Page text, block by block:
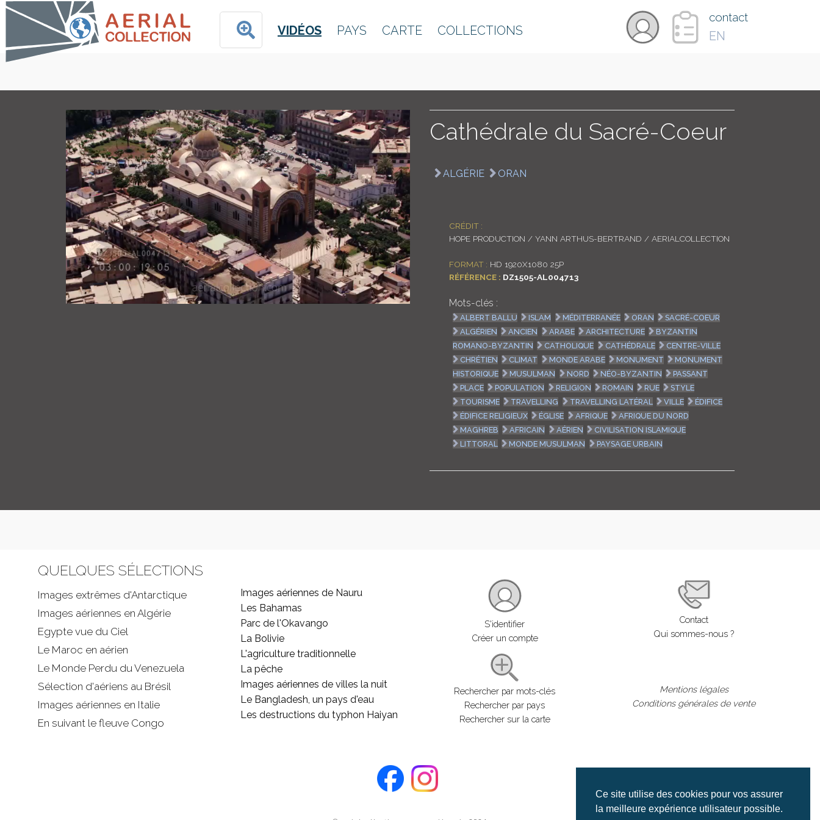
Ce site utilise des cookies pour vos assurer
la meilleure expérience utilisateur possible.
VIDÉOS PAYS CARTE COLLECTIONS
contact
EN
Cathédrale du Sacré-Coeur
ALGÉRIE ORAN
CRÉDIT :
HOPE PRODUCTION / YANN ARTHUS-BERTRAND / AERIALCOLLECTION
FORMAT : HD 1920X1080 25P
RÉFÉRENCE : DZ1505-AL004713
Mots-clés :
ALBERT BALLU ISLAM MÉDITERRANÉE ORAN
SACRÉ-COEUR
ALGÉRIEN
ANCIEN ARABE ARCHITECTURE
BYZANTIN
ROMANO-BYZANTIN
CATHOLIQUE CATHÉDRALE
CENTRE-VILLE
CHRÉTIEN
CLIMAT MONDE ARABE MONUMENT
MONUMENT
HISTORIQUE
MUSULMAN NORD NÉO-BYZANTIN
PASSANT
PLACE
POPULATION RELIGION ROMAIN RUE
STYLE
TOURISME
TRAVELLING TRAVELLING LATÉRAL VILLE
ÉDIFICE
ÉDIFICE RELIGIEUX
ÉGLISE AFRIQUE
AFRIQUE DU NORD
MAGHREB
AFRICAIN AÉRIEN
CIVILISATION ISLAMIQUE
LITTORAL
MONDE MUSULMAN PAYSAGE URBAIN
QUELQUES SÉLECTIONS
Images extrêmes d'Antarctique
Images aériennes en Algérie
Egypte vue du Ciel
Le Maroc en aérien
Le Monde Perdu du Venezuela
Sélection d'aériens au Brésil
Images aériennes en Italie
En suivant le fleuve Congo
Images aériennes de Nauru
Les Bahamas
Parc de l'Okavango
La Bolivie
L'agriculture traditionnelle
La pêche
Images aériennes de villes la nuit
Le Bangladesh, un pays d'eau
Les destructions du typhon Haiyan
S'identifier
Créer un compte
Rechercher par mots-clés
Rechercher par pays
Rechercher sur la carte
Contact
Qui sommes-nous ?
Mentions légales
Conditions générales de vente